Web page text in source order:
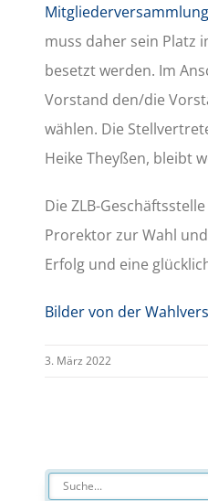
Mitgliederversammlung
muss daher sein Platz
besetzt werden. Im
Vorstand den/die
wählen. Die
Heike Theyßen, bleibt
Die ZLB-
Prorektor zur Wahl
Erfolg und eine
Bilder von der
3. März 2022